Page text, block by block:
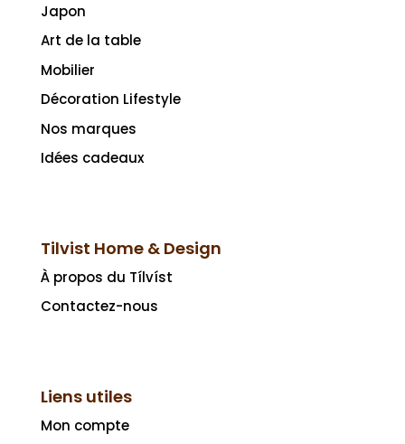
Japon
Art de la table
Mobilier
Décoration Lifestyle
Nos marques
Idées cadeaux
Tilvist Home & Design
À propos du Tílvíst
Contactez-nous
Liens utiles
Mon compte